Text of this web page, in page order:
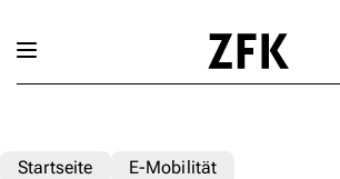
Startseite E-Mobilität